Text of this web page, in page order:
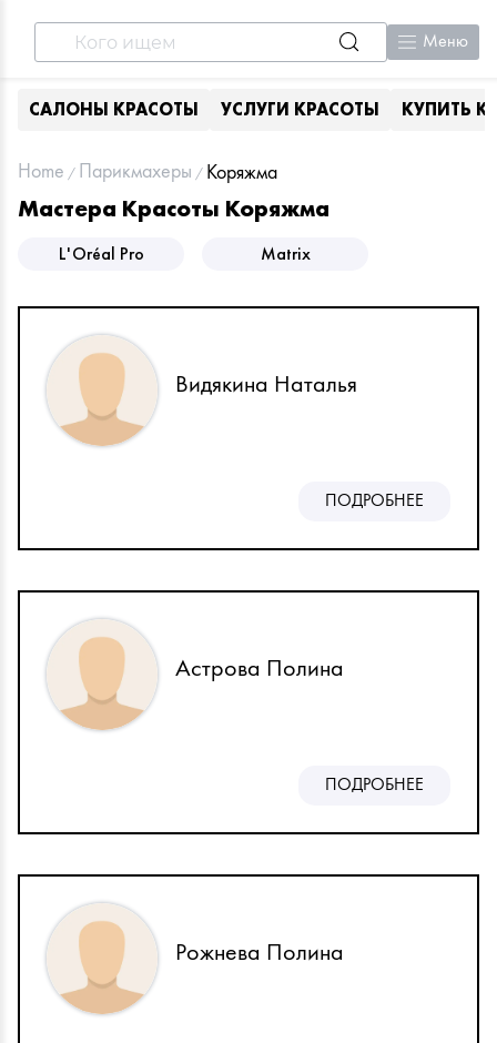
Меню
САЛОНЫ КРАСОТЫ УСЛУГИ КРАСОТЫ КУПИТЬ
Home Парикмахеры Коряжма
Мастера Красоты Коряжма
L'Oréal Pro Matrix
Видякина Наталья
ПОДРОБНЕЕ
Астрова Полина
ПОДРОБНЕЕ
Рожнева Полина